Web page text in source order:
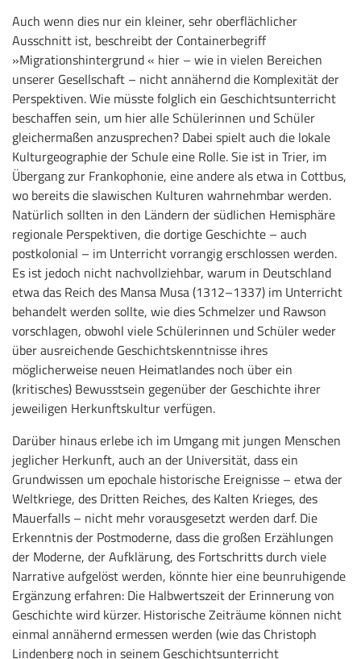
Auch wenn dies nur ein kleiner, sehr oberflächlicher
Ausschnitt ist, beschreibt der Containerbegriff
»Migrationshintergrund « hier – wie in vielen Bereichen
unserer Gesellschaft – nicht annähernd die Komplexität der
Perspektiven. Wie müsste folglich ein Geschichtsunterricht
beschaffen sein, um hier alle Schülerinnen und Schüler
gleichermaßen anzusprechen? Dabei spielt auch die lokale
Kulturgeographie der Schule eine Rolle. Sie ist in Trier, im
Übergang zur Frankophonie, eine andere als etwa in Cottbus,
wo bereits die slawischen Kulturen wahrnehmbar werden.
Natürlich sollten in den Ländern der südlichen Hemisphäre
regionale Perspektiven, die dortige Geschichte – auch
postkolonial – im Unterricht vorrangig erschlossen werden.
Es ist jedoch nicht nachvollziehbar, warum in Deutschland
etwa das Reich des Mansa Musa (1312–1337) im Unterricht
behandelt werden sollte, wie dies Schmelzer und Rawson
vorschlagen, obwohl viele Schülerinnen und Schüler weder
über ausreichende Geschichtskenntnisse ihres
möglicherweise neuen Heimatlandes noch über ein
(kritisches) Bewusstsein gegenüber der Geschichte ihrer
jeweiligen Herkunftskultur verfügen.
Darüber hinaus erlebe ich im Umgang mit jungen Menschen
jeglicher Herkunft, auch an der Universität, dass ein
Grundwissen um epochale historische Ereignisse – etwa der
Weltkriege, des Dritten Reiches, des Kalten Krieges, des
Mauerfalls – nicht mehr vorausgesetzt werden darf. Die
Erkenntnis der Postmoderne, dass die großen Erzählungen
der Moderne, der Aufklärung, des Fortschritts durch viele
Narrative aufgelöst werden, könnte hier eine beunruhigende
Ergänzung erfahren: Die Halbwertszeit der Erinnerung von
Geschichte wird kürzer. Historische Zeiträume können nicht
einmal annähernd ermessen werden (wie das Christoph
Lindenberg noch in seinem Geschichtsunterricht